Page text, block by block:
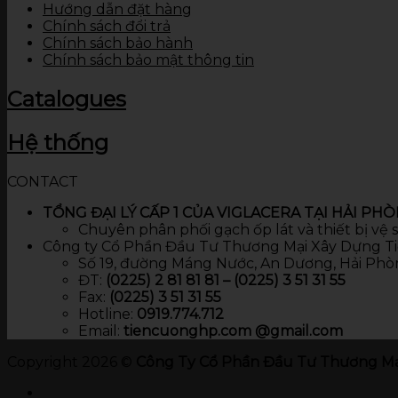
Hướng dẫn đặt hàng
Chính sách đổi trả
Chính sách bảo hành
Chính sách bảo mật thông tin
Catalogues
Hệ thống
CONTACT
TỔNG ĐẠI LÝ CẤP 1 CỦA VIGLACERA TẠI HẢI
Chuyên phân phối gạch ốp lát và thiết bị vệ
Công ty Cổ Phần Đầu Tư Thương Mại Xây Dựng
Số 19, đường Máng Nước, An Dương, Hải
ĐT: (0225) 2 81 81 81 – (0225) 3 51 31 55
Fax: (0225) 3 51 31 55
Hotline: 0919.774.712​
Email: tiencuonghp.com @gmail.com